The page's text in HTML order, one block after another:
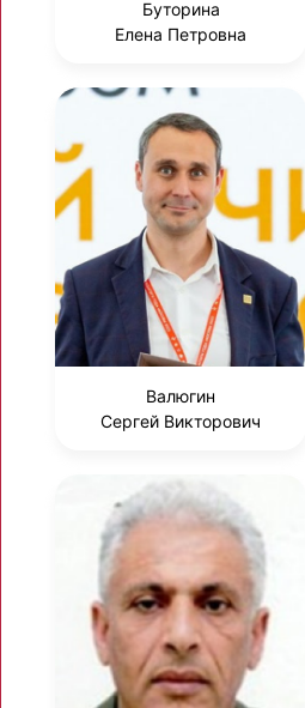
Буторина
Елена Петровна
Валюгин
Сергей Викторович